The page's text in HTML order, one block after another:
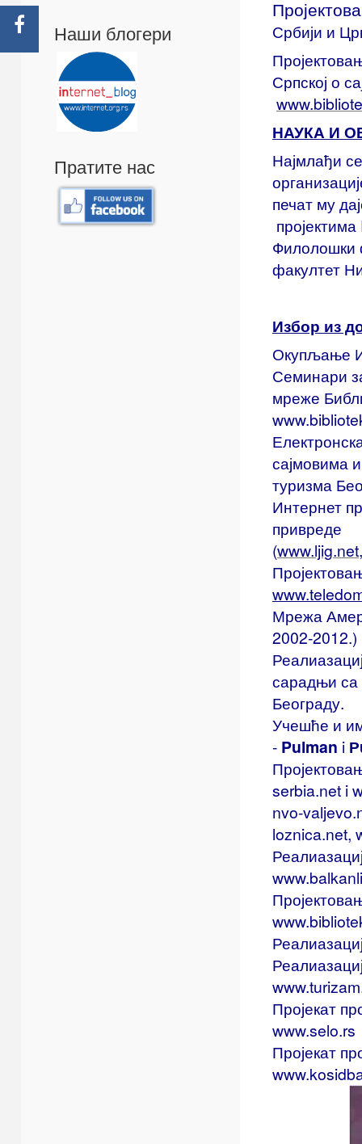
Наши блогери
Пратите нас
Србији и
Српској о
НАУКА И
Најмлађи
печат му
Филолошки
факултет
Избор из
Окупљање
Семинари
мреже
сајмовима
туризма
Интернет
привреде
(www.ljig.net
Мрежа
2002-2012.)
сарадњи са
Београду.
Учешће и
- Pulman i
serbia.net i
nvo-
loznica.net,
Пројекат
www.selo.rs
Пројекат